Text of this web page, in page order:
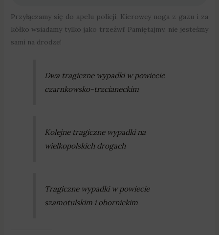
Przyłączamy się do apelu policji. Kierowcy noga z gazu i za
kółko wsiadamy tylko jako trzeźwi! Pamiętajmy, nie jesteśmy
sami na drodze!
Dwa tragiczne wypadki w powiecie
czarnkowsko-trzcianeckim
Kolejne tragiczne wypadki na
wielkopolskich drogach
Tragiczne wypadki w powiecie
szamotulskim i obornickim